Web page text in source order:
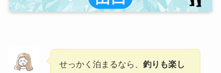
せっかく泊まるなら、 釣りも楽し